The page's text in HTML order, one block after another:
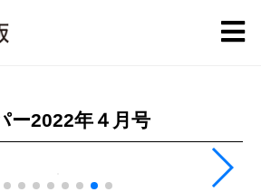
ー2022年４月号